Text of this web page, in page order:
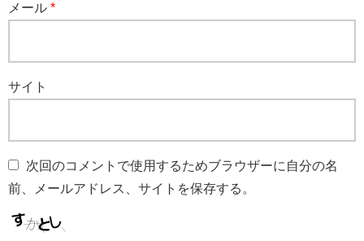
メール *
サイト
次回のコメントで使用するためブラウザーに自分の名
前、メールアドレス、サイトを保存する。